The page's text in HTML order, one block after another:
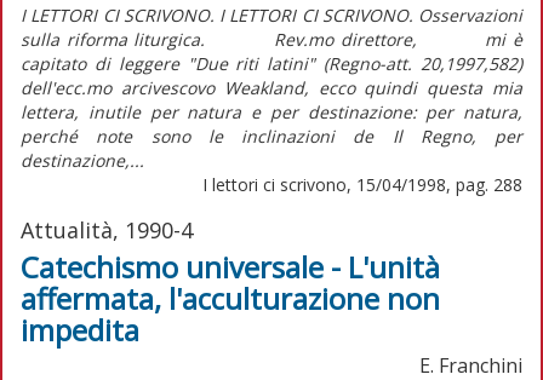
I LETTORI CI SCRIVONO. I LETTORI CI SCRIVONO. Osservazioni
sulla riforma liturgica. Rev.mo direttore, mi è
capitato di leggere "Due riti latini" (Regno-att. 20,1997,582)
dell'ecc.mo arcivescovo Weakland, ecco quindi questa mia
lettera, inutile per natura e per destinazione: per natura,
perché note sono le inclinazioni de Il Regno, per
destinazione,...
I lettori ci scrivono, 15/04/1998, pag. 288
Attualità, 1990-4
Catechismo universale - L'unità
affermata, l'acculturazione non
impedita
E. Franchini